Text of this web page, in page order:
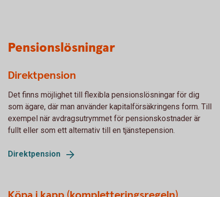
Pensionslösningar
Direktpension
Det finns möjlighet till flexibla pensionslösningar för dig
som ägare, där man använder kapitalförsäkringens form. Till
exempel när avdragsutrymmet för pensionskostnader är
fullt eller som ett alternativ till en tjänstepension.
Direktpension